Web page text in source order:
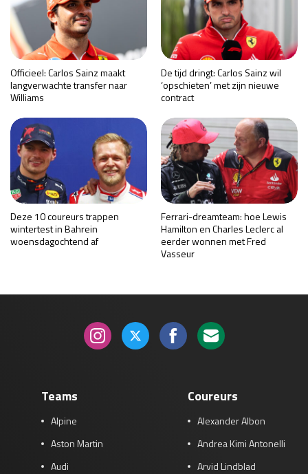
Officieel: Carlos Sainz maakt
langverwachte transfer naar
Williams
De tijd dringt: Carlos Sainz wil
‘opschieten’ met zijn nieuwe
contract
Deze 10 coureurs trappen
wintertest in Bahrein
woensdagochtend af
Ferrari-dreamteam: hoe Lewis
Hamilton en Charles Leclerc al
eerder wonnen met Fred
Vasseur
Teams
Alpine
Aston Martin
Audi
Coureurs
Alexander Albon
Andrea Kimi Antonelli
Arvid Lindblad